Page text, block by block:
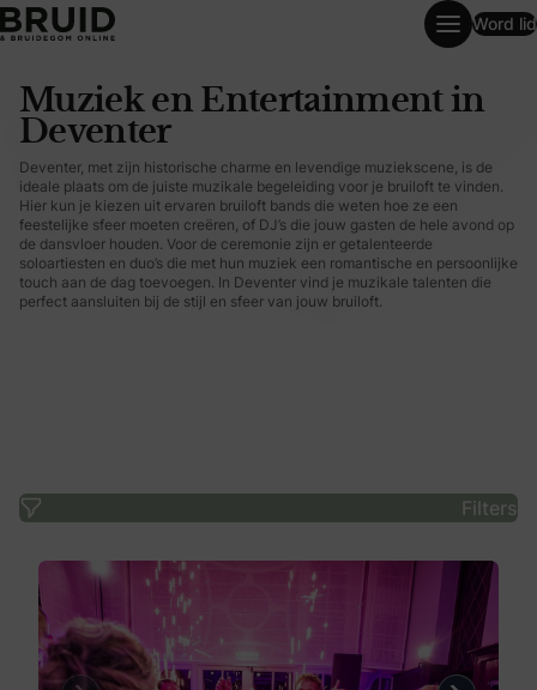
Word lid
Muziek en Entertainment in
Deventer
Deventer, met zijn historische charme en levendige muziekscene, is de
ideale plaats om de juiste muzikale begeleiding voor je bruiloft te vinden.
Hier kun je kiezen uit ervaren bruiloft bands die weten hoe ze een
feestelijke sfeer moeten creëren, of DJ’s die jouw gasten de hele avond op
de dansvloer houden. Voor de ceremonie zijn er getalenteerde
soloartiesten en duo’s die met hun muziek een romantische en persoonlijke
touch aan de dag toevoegen. In Deventer vind je muzikale talenten die
perfect aansluiten bij de stijl en sfeer van jouw bruiloft.
Filters